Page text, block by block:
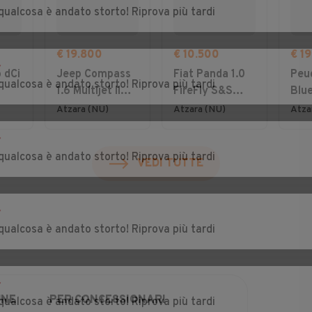
dCi
€ 19.800
Jeep Compass
1.6 Multijet II
2WD Limited
Atzara (NU)
€ 10.500
Fiat Panda 1.0
FireFly S&S
Hybrid City
Cross
Atzara (NU)
€
VEDI TUTTE
PER CONCESSIONARI
è andato storto! Riprova più tardi
è andato storto! Riprova più tardi
è andato storto! Riprova più tardi
è andato storto! Riprova più tardi
è andato storto! Riprova più tardi